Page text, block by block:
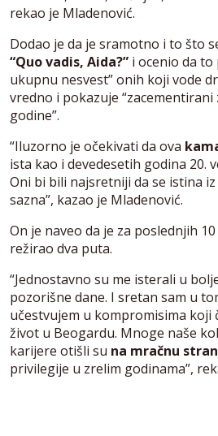
rekao je Mladenović.
Dodao je da je sramotno i to što
“Quo vadis, Aida?” i ocenio da to
ukupnu nesvest” onih koji vode
vredno i pokazuje
godine”.
“Iluzorno je očekivati da ova
ista kao i devedesetih godina 20.
Oni bi bili najsretniji da se istina
sazna”, kazao je Mladenović.
On je naveo da je za poslednjih
režirao dva puta.
“Jednostavno su me isterali u
pozorišne dane. I sretan sam u
učestvujem u kompromisima
život u Beogardu. Mnoge naše
karijere otišli su na mračnu
privilegije u zrelim godinama”,